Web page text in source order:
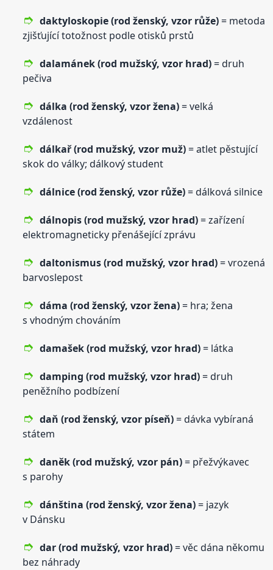
daktyloskopie (rod ženský,vzor růže)= metoda
zjišťující totožnost podle otisků prstů
dalamánek (rod mužský,vzor hrad)= druh
pečiva
dálka (rod ženský,vzoržena)= velká
vzdálenost
dálkař (rod mužský,vzor muž)= atlet pěstující
skok do války; dálkový student
dálnice (rod ženský,vzor růže)= dálková silnice
dálnopis (rod mužský,vzor hrad)= zařízení
elektromagneticky přenášející zprávu
daltonismus (rod mužský,vzor hrad)= vrozená
barvoslepost
dáma (rod ženský,vzoržena)= hra; žena
s vhodným chováním
damašek (rod mužský,vzor hrad)= látka
damping (rod mužský,vzor hrad)= druh
peněžního podbízení
daň (rod ženský,vzor píseň)= dávka vybíraná
státem
daněk (rod mužský,vzor pán)= přežvýkavec
s parohy
dánština (rod ženský,vzoržena)= jazyk
v Dánsku
dar (rod mužský,vzor hrad)= věc dána někomu
bez náhrady